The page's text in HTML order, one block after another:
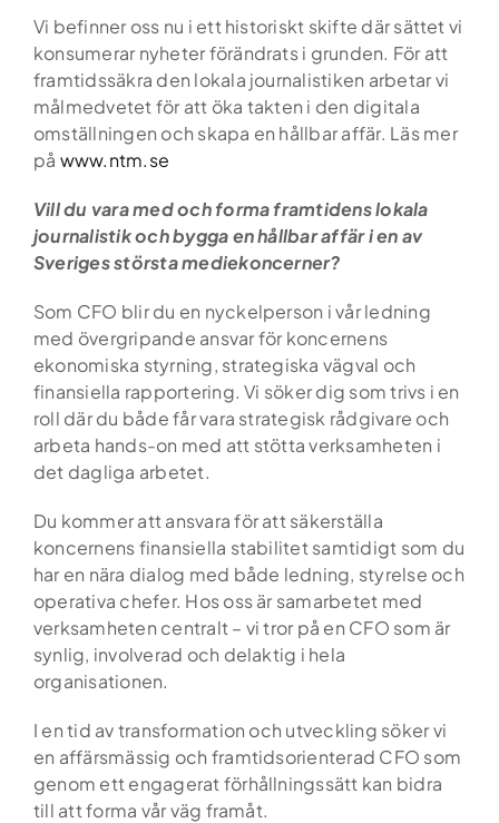
Vi befinner oss nu i ett historiskt skifte där sättet vi
konsumerar nyheter förändrats i grunden. För att
framtidssäkra den lokala journalistiken arbetar vi
målmedvetet för att öka takten i den digitala
omställningen och skapa en hållbar affär. Läs mer
på www.ntm.se
Vill du vara med och forma framtidens lokala
journalistik och bygga en hållbar affär i en av
Sveriges största mediekoncerner?
Som CFO blir du en nyckelperson i vår ledning
med övergripande ansvar för koncernens
ekonomiska styrning, strategiska vägval och
finansiella rapportering. Vi söker dig som trivs i en
roll där du både får vara strategisk rådgivare och
arbeta hands-on med att stötta verksamheten i
det dagliga arbetet.
Du kommer att ansvara för att säkerställa
koncernens finansiella stabilitet samtidigt som du
har en nära dialog med både ledning, styrelse och
operativa chefer. Hos oss är samarbetet med
verksamheten centralt – vi tror på en CFO som är
synlig, involverad och delaktig i hela
organisationen.
I en tid av transformation och utveckling söker vi
en affärsmässig och framtidsorienterad CFO som
genom ett engagerat förhållningssätt kan bidra
till att forma vår väg framåt.